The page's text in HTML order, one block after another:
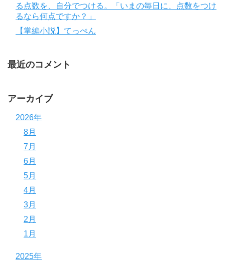
る点数を、自分でつける。「いまの毎日に、点数をつけ
るなら何点ですか？」
【掌編小説】てっぺん
最近のコメント
アーカイブ
2026年
8月
7月
6月
5月
4月
3月
2月
1月
2025年